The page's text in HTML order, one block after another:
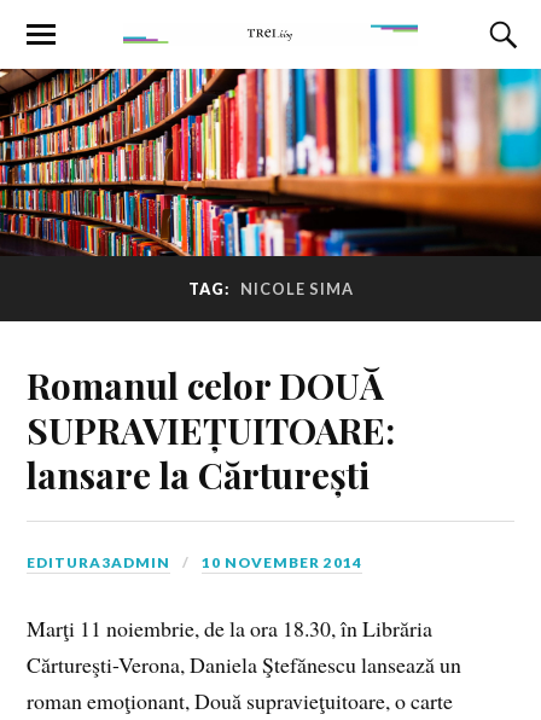
TAG: NICOLE SIMA
Romanul celor DOUĂ
SUPRAVIEȚUITOARE:
lansare la Cărturești
EDITURA3ADMIN 10 NOVEMBER 2014
Marţi 11 noiembrie, de la ora 18.30, în Librăria
Cărtureşti-Verona, Daniela Ştefănescu lansează un
roman emoţionant, Două supravieţuitoare, o carte